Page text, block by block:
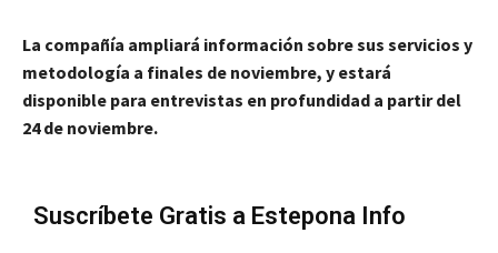
La compañía ampliará información sobre sus servicios y
metodología a finales de noviembre, y estará
disponible para entrevistas en profundidad a partir del
24 de noviembre.
Suscríbete Gratis a Estepona Info